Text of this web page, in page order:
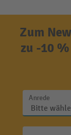
Zum
zu -10
Anrede